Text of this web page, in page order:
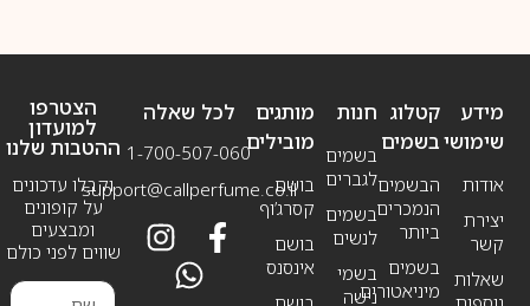
מידע
שימושי
אודות
יצירת
קשר
שאלות
חנות
בשמים
לגברים
בשמים
לנשים
בשמי
נישה
קטלוג
בשמים
הבשמים
הנמכרים
ביותר
בשמים
מיניאטורים
מותגים
מובילים
בושם
קסרג’וף
בושם
אינסנס
לכל שאלה
1-700-507-060
support@callperfume.co.il
הצטרפו
למועדון
ההטבות שלנו
וקבלו עדכונים
על קופונים
ומבצעים
שווים לפני כולם